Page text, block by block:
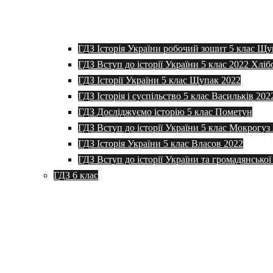
ГДЗ Історія України робочий зошит 5 клас
ГДЗ Вступ до історії України 5 клас 2022
ГДЗ Історії України 5 клас Щупак 2022
ГДЗ Історія і суспільство 5 клас Васильків
ГДЗ Досліджуємо історію 5 клас Пометун
ГДЗ Вступ до історії України 5 клас Мокрогуз
ГДЗ Історія України 5 клас Власов 2022
ГДЗ Вступ до історії України та
ГДЗ 6 клас